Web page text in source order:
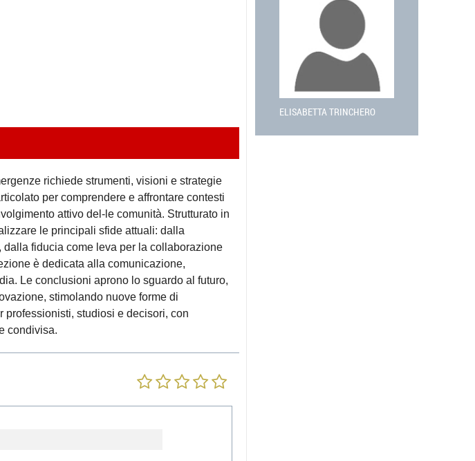
richiede strumenti, visioni e strategie
per comprendere e affrontare contesti
attivo del-le comunità. Strutturato in
le principali sfide attuali: dalla
fiducia come leva per la collaborazione
è dedicata alla comunicazione,
Le conclusioni aprono lo sguardo al futuro,
stimolando nuove forme di
professionisti, studiosi e decisori, con
condivisa.
ELISABETTA TRINCHERO